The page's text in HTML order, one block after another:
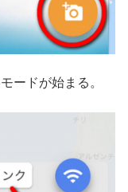
ードが始まる。